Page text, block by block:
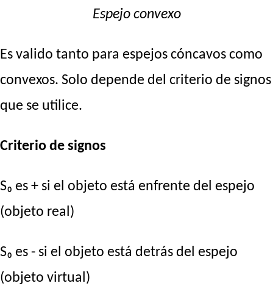
Espejo convexo
Es valido tanto para espejos cóncavos como
convexos. Solo depende del criterio de signos
que se utilice.
Criterio de signos
S₀ es + si el objeto está enfrente del espejo
(objeto real)
S₀ es - si el objeto está detrás del espejo
(objeto virtual)